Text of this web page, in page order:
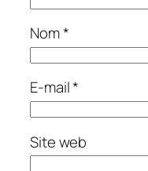
Nom*
E-mail*
Site web